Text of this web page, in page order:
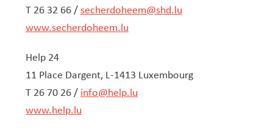
T 26 32 66 / secherdoheem@shd.lu
www.secherdoheem.lu
Help 24
11 Place Dargent, L-1413 Luxembourg
T 26 70 26 / info@help.lu
www.he​lp.lu​​